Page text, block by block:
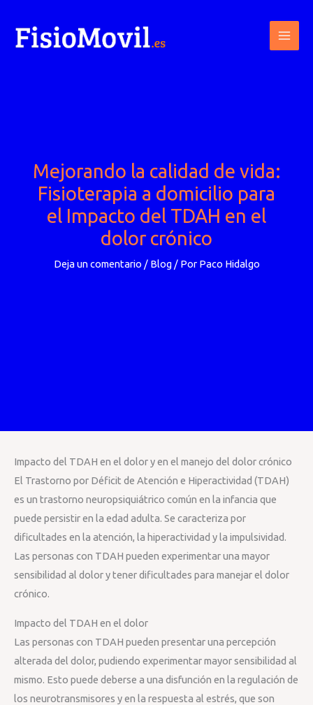
contenido
Mejorando la calidad de vida:
Fisioterapia a domicilio para
el Impacto del TDAH en el
dolor crónico
Deja un comentario / Blog/ Por Paco Hidalgo
Impacto del TDAH en el dolor y en el manejo del dolor crónico
El Trastorno por Déficit de Atención e Hiperactividad (TDAH)
es un trastorno neuropsiquiátrico común en la infancia que
puede persistir en la edad adulta. Se caracteriza por
dificultades en la atención, la hiperactividad y la impulsividad.
Las personas con TDAH pueden experimentar una mayor
sensibilidad al dolor y tener dificultades para manejar el dolor
crónico.
Impacto del TDAH en el dolor
Las personas con TDAH pueden presentar una percepción
alterada del dolor, pudiendo experimentar mayor sensibilidad al
mismo. Esto puede deberse a una disfunción en la regulación de
los neurotransmisores y en la respuesta al estrés, que son